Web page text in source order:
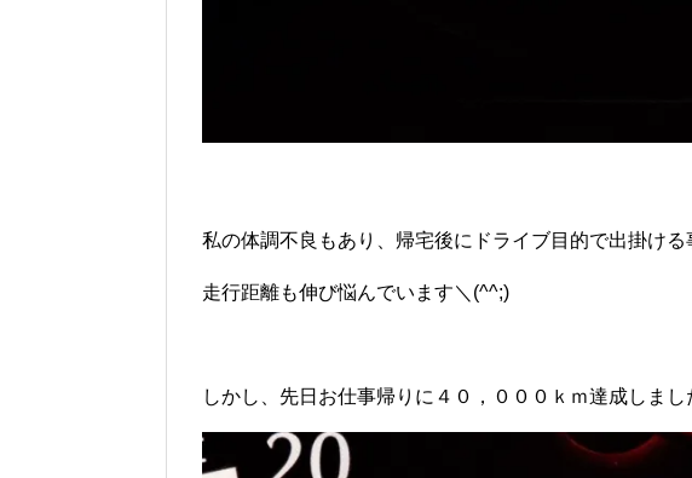
私の体調不良もあり、帰宅後にドライブ目的で出掛ける
走行距離も伸び悩んでいます＼(^^;)
しかし、先日お仕事帰りに４０，０００ｋｍ達成しまし